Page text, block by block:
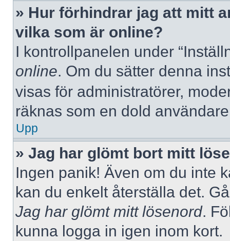
» Hur förhindrar jag att mitt
vilka som är online?
I kontrollpanelen under
online. Om du sätter denna
visas för administratörer,
räknas som en dold
Upp
» Jag har glömt bort mitt
Ingen panik! Även om du inte
kan du enkelt återställa det.
Jag har glömt mitt lösenord.
kunna logga in igen inom kort.